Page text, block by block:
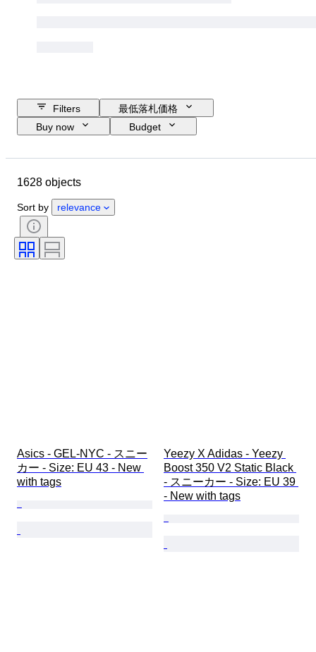
Filters
最低落札価格
Buy now
Budget
Country of origin
コンディション
カラー
パターン
1628 objects
Sort by relevance
Asics - GEL-NYC - スニー
カー - Size: EU 43 - New
with tags
Yeezy X Adidas - Yeezy
Boost 350 V2 Static Black
- スニーカー - Size: EU 39
- New with tags